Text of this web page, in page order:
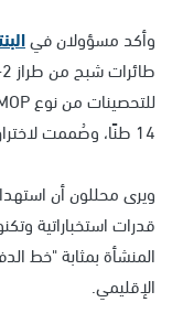
وأكد مسؤولان في
14 طنًا، وصُممت لاختراق المواقع المدفونة بعمق.
ويرى محللون أن
قدرات استخباراتية
المنشأة بمثابة "خط
الإقليمي.